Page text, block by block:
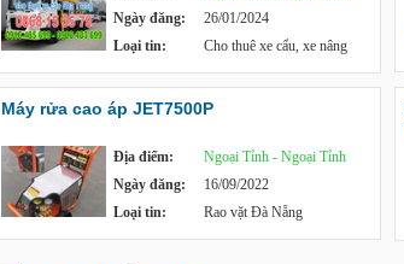
Ngày đăng:
26/01/2024
Loại tin:
Cho thuê xe cẩu, xe nâng
Máy rửa cao áp JET7500P
Địa điểm:
Ngoại Tỉnh - Ngoại Tỉnh
Ngày đăng:
16/09/2022
Loại tin:
Rao vặt Đà Nẵng